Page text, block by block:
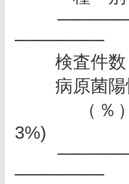
───────
検査件数
病原菌陽
3%)
───────